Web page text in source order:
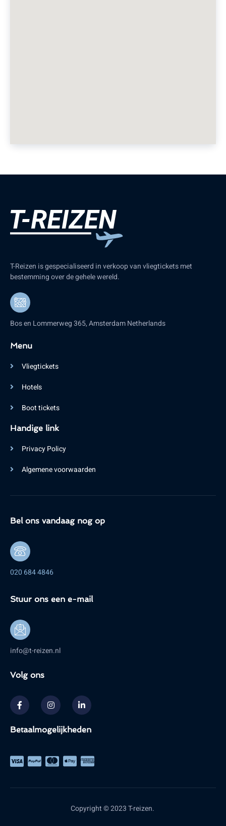
T-Reizen is gespecialiseerd in verkoop van vliegtickets met
bestemming over de gehele wereld.
Bos en Lommerweg 365, Amsterdam Netherlands
Menu
Vliegtickets
Hotels
Boot tickets
Handige link
Privacy Policy
Algemene voorwaarden
Bel ons vandaag nog op
020 684 4846
Stuur ons een e-mail
info@t-reizen.nl
Volg ons
Betaalmogelijkheden
Copyright © 2023 T-reizen.